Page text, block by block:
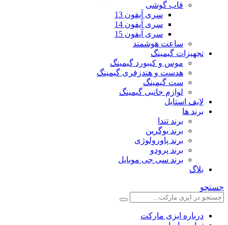
قاب گوشی
سری آیفون 13
سری آیفون 14
سری آیفون 15
ساعت هوشمند
تجهیزات گیمینگ
موس و کیبورد گیمینگ
هدست و هندزفری گیمینگ
ست گیمینگ
لوازم جانبی گیمینگ
لایف استایل
برند ها
برند تندا
برند یوگرین
برند پاورولوژی
برند پرودو
برند سی جی موبایل
بلاگ
جستجو
درباره ایزی مارکت